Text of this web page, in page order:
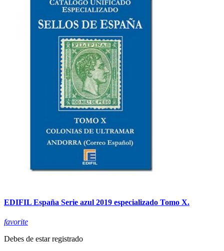
EDIFIL España Serie azul 2019 especializado Tomo X.
favorite
Debes de estar registrado